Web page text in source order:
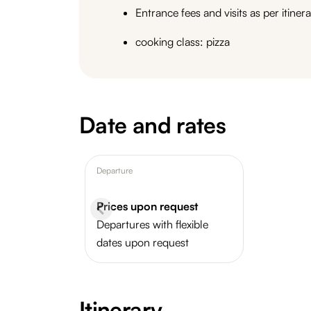
Entrance fees and visits as per
cooking class: pizza
Date and rates
Departure
Prices upon request
Departures with flexible
dates upon request